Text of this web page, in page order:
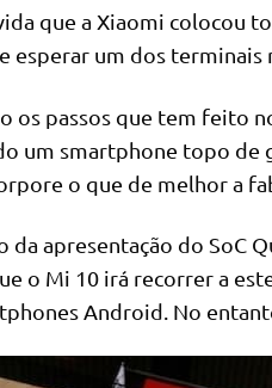
que a Xiaomi colocou
esperar um dos terminais
os passos que tem feito
um smartphone topo de
o que de melhor a
da apresentação do SoC
o Mi 10 irá recorrer a
Android. No